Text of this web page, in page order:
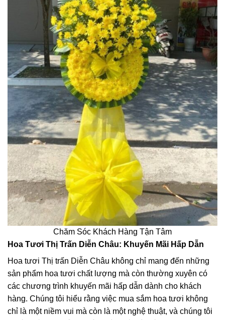
Chăm Sóc Khách Hàng Tận Tâm
Hoa Tươi Thị Trấn Diễn Châu: Khuyến Mãi Hấp Dẫn
Hoa tươi Thị trấn Diễn Châu không chỉ mang đến những
sản phẩm hoa tươi chất lượng mà còn thường xuyên có
các chương trình khuyến mãi hấp dẫn dành cho khách
hàng. Chúng tôi hiểu rằng việc mua sắm hoa tươi không
chỉ là một niềm vui mà còn là một nghệ thuật, và chúng tôi